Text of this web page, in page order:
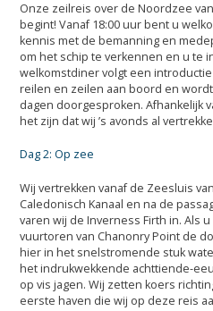
Onze zeilreis over de Noordzee
begint! Vanaf 18:00 uur bent u
kennis met de bemanning en
om het schip te verkennen en u te
welkomstdiner volgt een
reilen en zeilen aan boord en
dagen doorgesproken. Afhankelijk
het zijn dat wij ’s avonds al
Dag 2: Op zee
Wij vertrekken vanaf de Zeesluis
Caledonisch Kanaal en na de
varen wij de Inverness Firth in. Als
vuurtoren van Chanonry Point de
hier in het snelstromende stuk
het indrukwekkende achttiende-
op vis jagen. Wij zetten koers
eerste haven die wij op deze reis